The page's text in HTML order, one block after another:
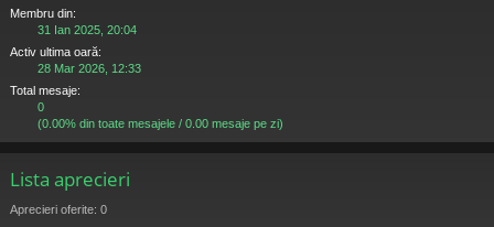
Membru din:
31 Ian 2025, 20:04
Activ ultima oară:
28 Mar 2026, 12:33
Total mesaje:
0
(0.00% din toate mesajele / 0.00 mesaje pe zi)
Lista aprecieri
Aprecieri oferite: 0